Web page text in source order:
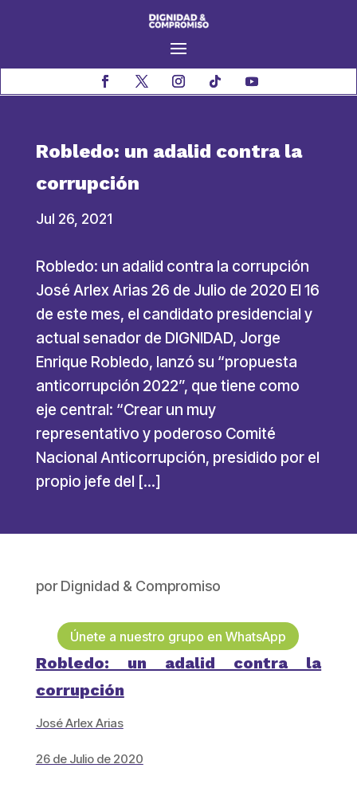
Robledo: un adalid contra la
corrupción
Jul 26, 2021
Robledo: un adalid contra la corrupción
José Arlex Arias 26 de Julio de 2020 El 16
de este mes, el candidato presidencial y
actual senador de DIGNIDAD, Jorge
Enrique Robledo, lanzó su “propuesta
anticorrupción 2022”, que tiene como
eje central: “Crear un muy
representativo y poderoso Comité
Nacional Anticorrupción, presidido por el
propio jefe del […]
porDignidad & Compromiso
Únete a nuestro grupo en WhatsApp
Robledo: un adalid contra la
corrupción
José Arlex Arias
26 de Julio de 2020